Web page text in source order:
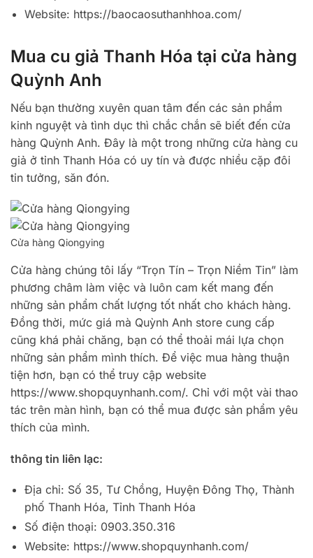
Website: https://baocaosuthanhhoa.com/
Mua cu giả Thanh Hóa tại cửa hàng
Quỳnh Anh
Nếu bạn thường xuyên quan tâm đến các sản phẩm
kinh nguyệt và tình dục thì chắc chắn sẽ biết đến cửa
hàng Quỳnh Anh. Đây là một trong những cửa hàng cu
giả ở tỉnh Thanh Hóa có uy tín và được nhiều cặp đôi
tin tưởng, săn đón.
Cửa hàng Qiongying
Cửa hàng chúng tôi lấy “Trọn Tín – Trọn Niềm Tin” làm
phương châm làm việc và luôn cam kết mang đến
những sản phẩm chất lượng tốt nhất cho khách hàng.
Đồng thời, mức giá mà Quỳnh Anh store cung cấp
cũng khá phải chăng, bạn có thể thoải mái lựa chọn
những sản phẩm mình thích. Để việc mua hàng thuận
tiện hơn, bạn có thể truy cập website
https://www.shopquynhanh.com/. Chỉ với một vài thao
tác trên màn hình, bạn có thể mua được sản phẩm yêu
thích của mình.
thông tin liên lạc:
Địa chỉ: Số 35, Tư Chồng, Huyện Đông Thọ, Thành
phố Thanh Hóa, Tỉnh Thanh Hóa
Số điện thoại: 0903.350.316
Website: https://www.shopquynhanh.com/